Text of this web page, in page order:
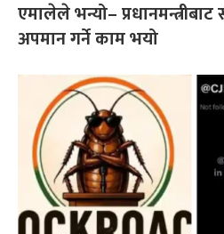
एमालेले भन्यो–
अपमान गर्ने काम भयो